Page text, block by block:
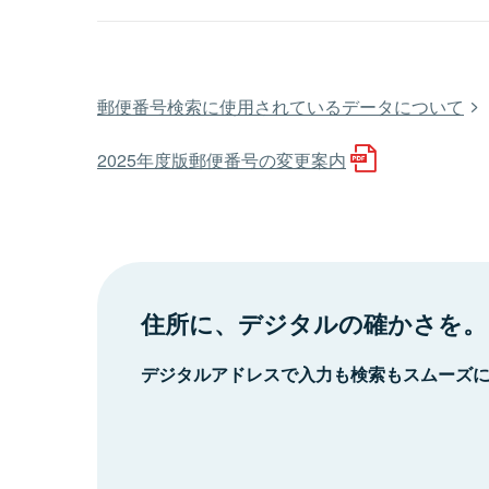
郵便番号検索に使用されているデータについて
2025年度版郵便番号の変更案内
住所に、デジタルの確かさを。
デジタルアドレスで入力も検索もスムーズ